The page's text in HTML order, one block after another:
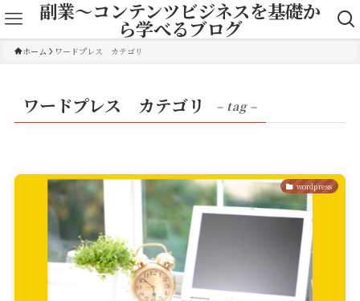
副業～コンテンツビジネスを基礎か
ら学べるブログ
ホーム ワードプレス カテゴリ
ワードプレス カテゴリ – tag –
wordpress